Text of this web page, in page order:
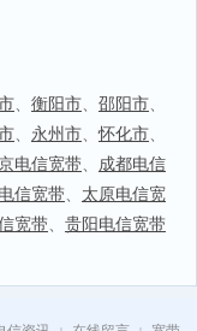
衡阳市 邵阳市
永州市 、怀化市
电信宽带
成都电信
信宽带
太原电信宽
宽带 贵阳电信宽带